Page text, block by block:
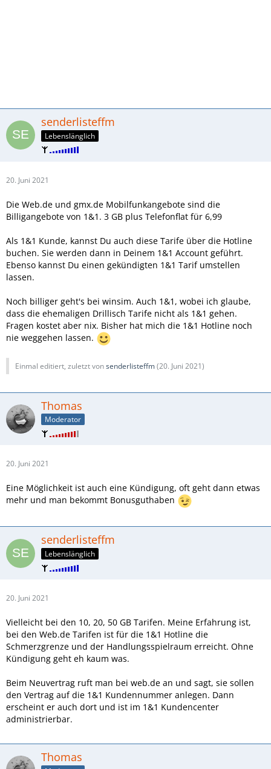
senderlisteffm
Lebenslänglich
20. Juni 2021
Die Web.de und gmx.de Mobilfunkangebote sind die
Billigangebote von 1&1. 3 GB plus Telefonflat für 6,99
Als 1&1 Kunde, kannst Du auch diese Tarife über die Hotline
buchen. Sie werden dann in Deinem 1&1 Account geführt.
Ebenso kannst Du einen gekündigten 1&1 Tarif umstellen
lassen.
Noch billiger geht's bei winsim. Auch 1&1, wobei ich glaube,
dass die ehemaligen Drillisch Tarife nicht als 1&1 gehen.
Fragen kostet aber nix. Bisher hat mich die 1&1 Hotline noch
nie weggehen lassen.
Einmal editiert, zuletzt vonsenderlisteffm(20. Juni 2021)
Thomas
Moderator
20. Juni 2021
Eine Möglichkeit ist auch eine Kündigung, oft geht dann etwas
mehr und man bekommt Bonusguthaben
senderlisteffm
Lebenslänglich
20. Juni 2021
Vielleicht bei den 10, 20, 50 GB Tarifen. Meine Erfahrung ist,
bei den Web.de Tarifen ist für die 1&1 Hotline die
Schmerzgrenze und der Handlungsspielraum erreicht. Ohne
Kündigung geht eh kaum was.
Beim Neuvertrag ruft man bei web.de an und sagt, sie sollen
den Vertrag auf die 1&1 Kundennummer anlegen. Dann
erscheint er auch dort und ist im 1&1 Kundencenter
administrierbar.
Thomas